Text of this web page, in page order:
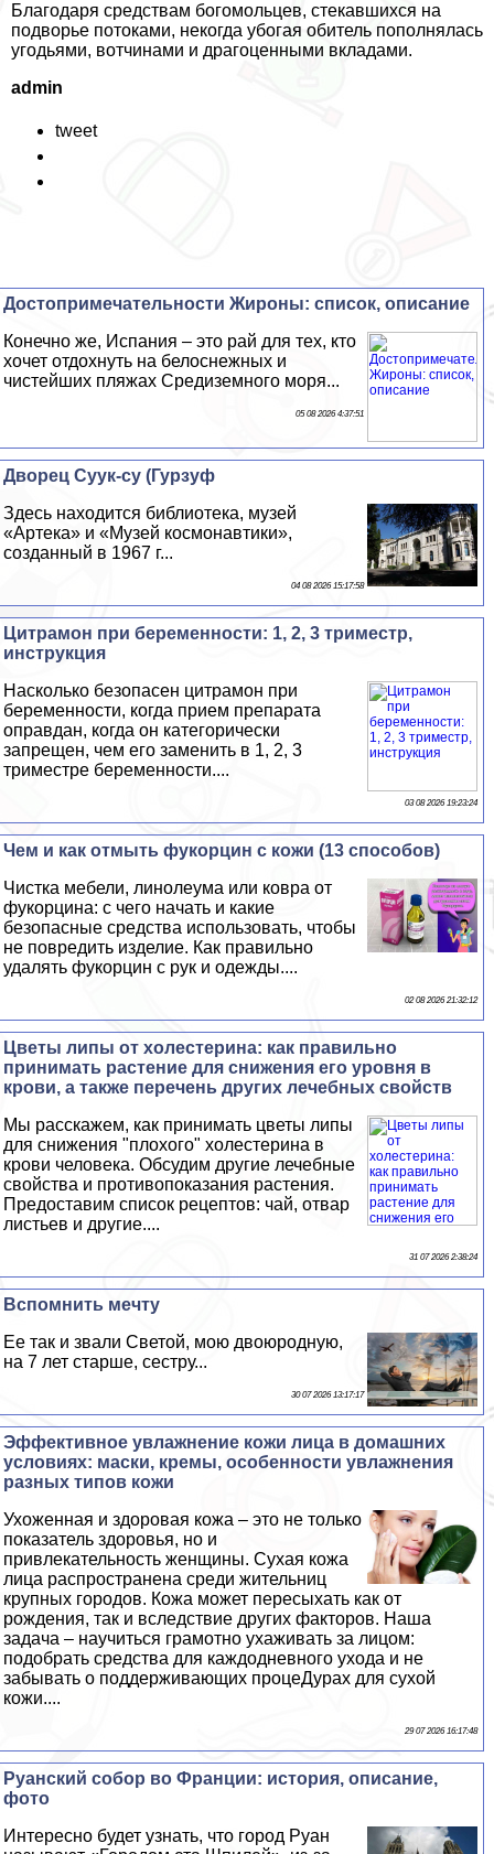
Благодаря средствам богомольцев, стекавшихся на
подворье потоками, некогда убогая обитель пополнялась
угодьями, вотчинами и драгоценными вкладами.
admin
tweet
Достопримечательности Жироны: список, описание
Конечно же, Испания – это рай для тех, кто
хочет отдохнуть на белоснежных и
чистейших пляжах Средиземного моря...
05 08 2026 4:37:51
Дворец Суук-су (Гурзуф
Здесь находится библиотека, музей
«Артека» и «Музей космонавтики»,
созданный в 1967 г...
04 08 2026 15:17:58
Цитрамон при беременности: 1, 2, 3 триместр,
инструкция
Насколько безопасен цитрамон при
беременности, когда прием препарата
оправдан, когда он категорически
запрещен, чем его заменить в 1, 2, 3
триместре беременности....
03 08 2026 19:23:24
Чем и как отмыть фукорцин с кожи (13 способов)
Чистка мебели, линолеума или ковра от
фукорцина: с чего начать и какие
безопасные средства использовать, чтобы
не повредить изделие. Как правильно
удалять фукорцин с рук и одежды....
02 08 2026 21:32:12
Цветы липы от холестерина: как правильно
принимать растение для снижения его уровня в
крови, а также перечень других лечебных свойств
Мы расскажем, как принимать цветы липы
для снижения "плохого" холестерина в
крови человека. Обсудим другие лечебные
свойства и противопоказания растения.
Предоставим список рецептов: чай, отвар
листьев и другие....
31 07 2026 2:38:24
Вспомнить мечту
Ее так и звали Светой, мою двоюродную,
на 7 лет старше, сестру...
30 07 2026 13:17:17
Эффективное увлажнение кожи лица в домашних
условиях: маски, кремы, особенности увлажнения
разных типов кожи
Ухоженная и здоровая кожа – это не только
показатель здоровья, но и
привлекательность женщины. Сухая кожа
лица распространена среди жительниц
крупных городов. Кожа может пересыхать как от
рождения, так и вследствие других факторов. Наша
задача – научиться грамотно ухаживать за лицом:
подобрать средства для каждодневного ухода и не
забывать о поддерживающих процеДypaх для сухой
кожи....
29 07 2026 16:17:48
Руанский собор во Франции: история, описание,
фото
Интересно будет узнать, что город Руан